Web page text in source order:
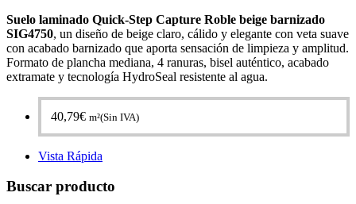
Suelo laminado Quick-Step Capture Roble beige barnizado
SIG4750, un diseño de beige claro, cálido y elegante con veta suave
con acabado barnizado que aporta sensación de limpieza y amplitud.
Formato de plancha mediana, 4 ranuras, bisel auténtico, acabado
extramate y tecnología HydroSeal resistente al agua.
40,79€ m²(Sin IVA)
Vista Rápida
Buscar producto